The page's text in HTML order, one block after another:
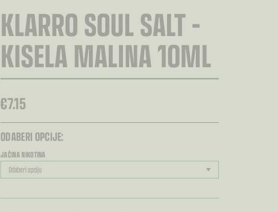
KLARRO SOUL SALT –
KISELA MALINA 10ML
€7.15
ODABERI OPCIJE:
JAČINA NIKOTINA